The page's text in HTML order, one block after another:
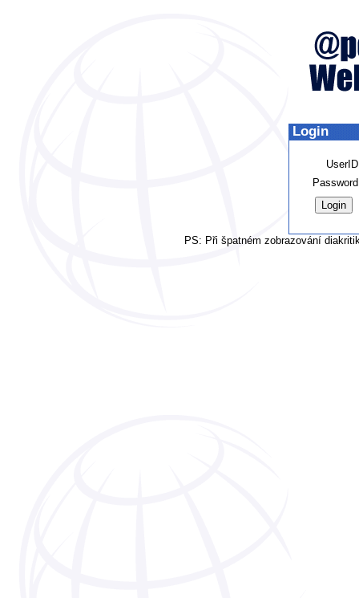
Login
PS: Při špatném zobrazování